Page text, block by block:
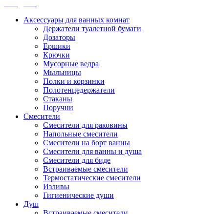
Аксессуары для ванных комнат
Держатели туалетной бумаги
Дозаторы
Ершики
Крючки
Мусорные ведра
Мыльницы
Полки и корзинки
Полотенцедержатели
Стаканы
Поручни
Смесители
Смесители для раковины
Напольные смесители
Смесители на борт ванны
Смесители для ванны и душа
Смесители для биде
Встраиваемые смесители
Термостатические смесители
Изливы
Гигиенические души
Душ